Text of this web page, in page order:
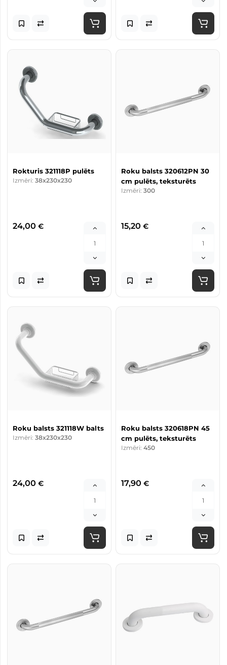
Rokturis 321118P pulēts
Izmēri: 38x230x230
24,00 €
Roku balsts 320612PN 30
cm pulēts, teksturēts
Izmēri: 300
15,20 €
Roku balsts 321118W balts
Izmēri: 38x230x230
24,00 €
Roku balsts 320618PN 45
cm pulēts, teksturēts
Izmēri: 450
17,90 €